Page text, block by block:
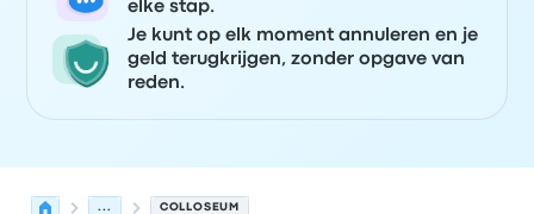
elke stap.
Je kunt op elk moment annuleren en je
geld terugkrijgen, zonder opgave van
reden.
... COLLOSEUM